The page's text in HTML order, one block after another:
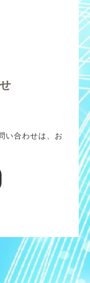
い合わせは、お